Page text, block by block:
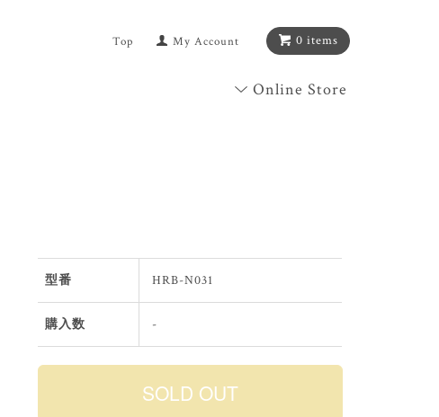
0 items
Top My Account
Online Store
型番 HRB-N031
購入数 -